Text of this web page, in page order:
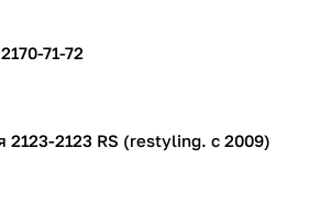
Тюнинг на 2170-71-72
Тюнинг для 2123-2123 RS (restyling. с 2009)